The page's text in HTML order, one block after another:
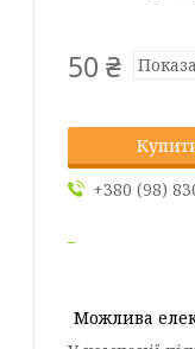
50 ₴
+380 (98)